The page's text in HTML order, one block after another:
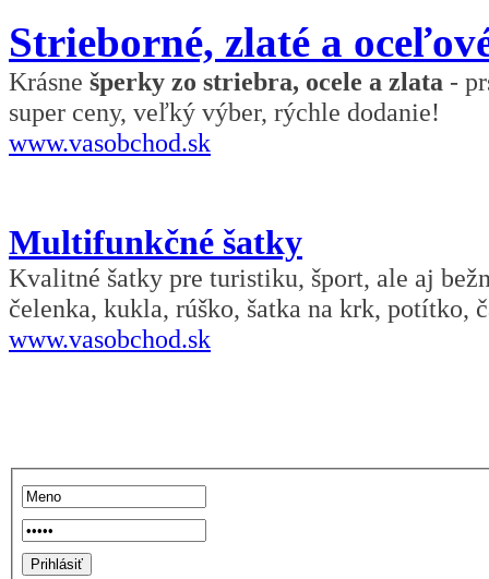
Strieborné, zlaté a
Krásne šperky zo striebra, ocele a zlata -
super ceny, veľký výber, rýchle dodanie!
www.vasobchod.sk
Multifunkčné šatky
Kvalitné šatky pre turistiku, šport, ale aj
čelenka, kukla, rúško, šatka na krk, potítko,
www.vasobchod.sk